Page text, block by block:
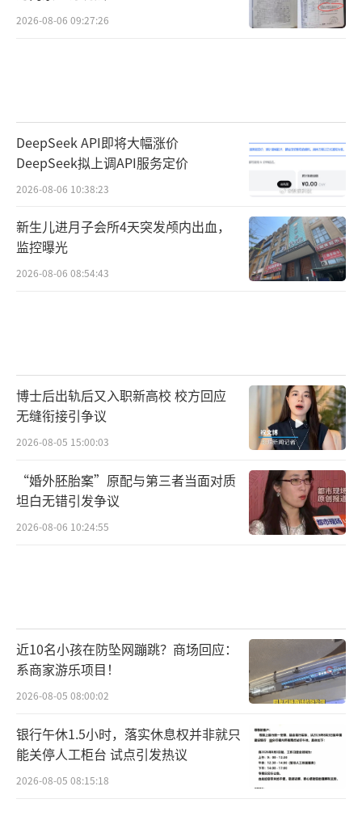
2026-08-06 09:27:26
DeepSeek API即将大幅涨价
DeepSeek拟上调API服务定价
2026-08-06 10:38:23
新生儿进月子会所4天突发颅内出血，
监控曝光
2026-08-06 08:54:43
博士后出轨后又入职新高校 校方回应
无缝衔接引争议
2026-08-05 15:00:03
“婚外胚胎案”原配与第三者当面对质
坦白无错引发争议
2026-08-06 10:24:55
近10名小孩在防坠网蹦跳？商场回应：
系商家游乐项目！
2026-08-05 08:00:02
银行午休1.5小时，落实休息权并非就只
能关停人工柜台 试点引发热议
2026-08-05 08:15:18